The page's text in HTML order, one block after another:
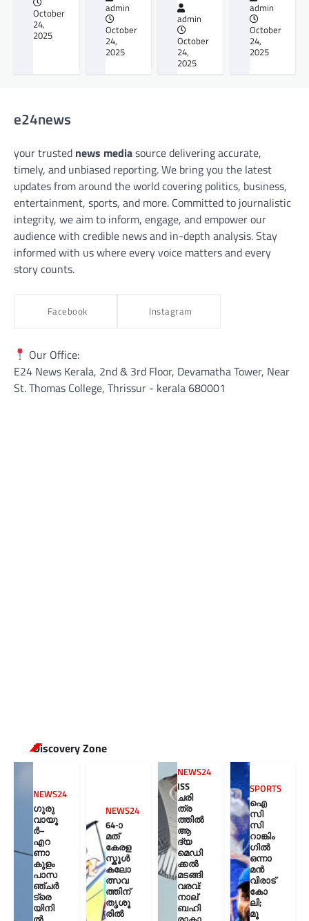
October
24,
2025
admin
October
24,
2025
admin
October
24,
2025
admin
October
24,
2025
e24news
your trusted news mediasource delivering accurate,
timely, and unbiased reporting. We bring you the latest
updates from around the world covering politics, business,
entertainment, sports, and more. Committed to journalistic
integrity, we aim to inform, engage, and empower our
audience with credible news and in-depth analysis. Stay
informed with us where every voice matters and every
story counts.
Facebook Instagram
Our Office:
E24 News Kerala, 2nd & 3rd Floor, Devamatha Tower, Near
St. Thomas College, Thrissur​ - kerala 680001
Discovery Zone
NEWS24
ഗുരു
വായൂ
ർ–
എറ
ണാ
കുളം
പാസ
ഞ്ചർ
ട്രെ
യിനി
NEWS24
64-ാ
മത്
കേരള
സ്കൂൾ
കലോ
ത്സവ
ത്തിന്
തൃശൂ
രിൽ
NEWS24
ISS
ചരി
ത്ര
ത്തിൽ
ആ
ദ്യ
മെഡി
ക്കൽ
മടങ്ങി
വരവ്:
നാല്
ബഹി
SPORTS
ഐ
സി
സി
റാങ്കിം
ഗിൽ
ഒന്നാ
മൻ
വിരാട്
കോ
ലി;
മൂ